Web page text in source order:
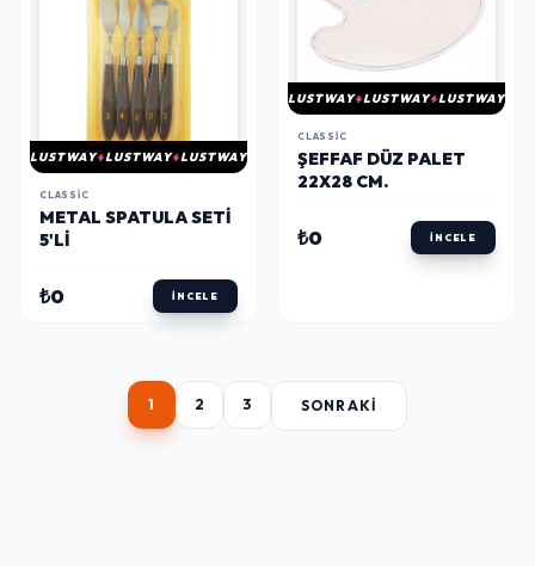
LUSTWAY LUSTWAY LUSTWAY
CLASSIC
METAL SPATULA SETI
5'LI
₺0 İNCELE
LUSTWAY LUSTWAY LUSTWAY
CLASSIC
ŞEFFAF DÜZ PALET
22X28 CM.
₺0 İNCELE
1 2 3 SONRAKI